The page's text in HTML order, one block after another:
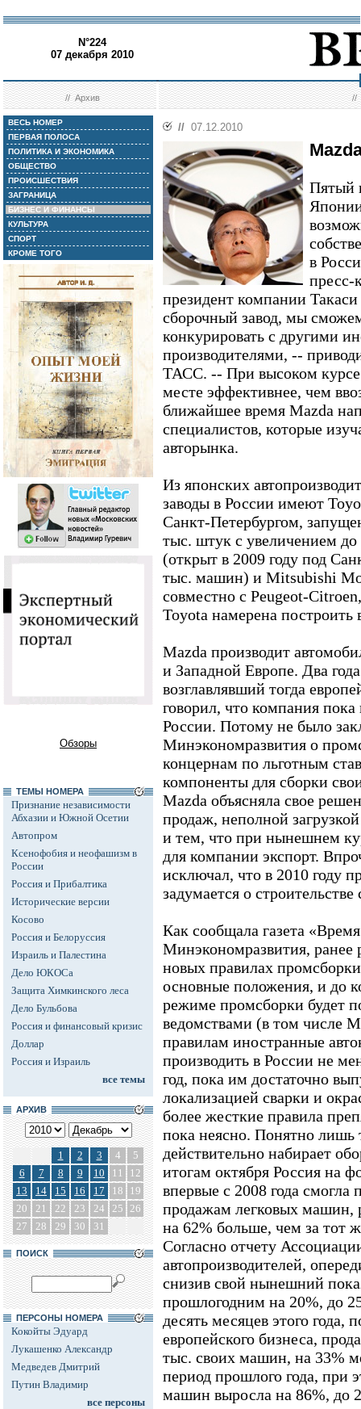
N°224
07 декабря 2010
//Архив //
ВЕСЬ НОМЕР
ПЕРВАЯ ПОЛОСА
ПОЛИТИКА И ЭКОНОМИКА
ОБЩЕСТВО
ПРОИСШЕСТВИЯ
ЗАГРАНИЦА
БИЗНЕС И ФИНАНСЫ
КУЛЬТУРА
СПОРТ
КРОМЕ ТОГО
Обзоры
ТЕМЫ НОМЕРА
Признание независимости
Абхазии и Южной Осетии
Автопром
Ксенофобия и неофашизм в
России
Россия и Прибалтика
Исторические версии
Косово
Россия и Белоруссия
Израиль и Палестина
Дело ЮКОСа
Защита Химкинского леса
Дело Бульбова
Россия и финансовый кризис
Доллар
Россия и Израиль
все темы
АРХИВ
1 2 3 4
5
6
7 8 9 10 11
12
13
14 15 16 17 18
19
20
21 22 23 24 25 26
27
28 29 30 31
ПОИСК
ПЕРСОНЫ НОМЕРА
Кокойты Эдуард
Лукашенко Александр
Медведев Дмитрий
Путин Владимир
все персоны
// 07.12.2010
Пятый
в
пресс-
президент компании
сборочный завод, мы
конкурировать с другими
производителями, --
ТАСС. -- При высоком курсе
месте эффективнее, чем
ближайшее время Mazda
специалистов, которые
авторынка.
Из японских
заводы в России имеют
Санкт-Петербургом,
тыс. штук с увеличением
(открыт в 2009 году под
тыс. машин) и Mitsubishi
совместно с Peugeot-
Toyota намерена построить
Mazda производит
и Западной Европе. Два
возглавлявший тогда
говорил, что компания пока
России. Потому не было
Минэкономразвития о
концернам по льготным
компоненты для сборки
Mazda объясняла свое
продаж, неполной
и тем, что при нынешнем
для компании экспорт.
исключал, что в 2010 году
задумается о
Как сообщала газета
Минэкономразвития, ранее
новых правилах
основные положения, и до
режиме промсборки будет
ведомствами (в том числе
правилам иностранные
производить в России не
год, пока им достаточно
локализацией сварки и
более жесткие правила
пока неясно. Понятно лишь
действительно набирает
итогам октября Россия на
впервые с 2008 года смогла
продажам легковых машин,
на 62% больше, чем за тот
Согласно отчету
автопроизводителей,
снизив свой нынешний
прошлогодним на 20%, до
десять месяцев этого
европейского бизнеса,
тыс. своих машин, на 33%
период прошлого года, при
машин выросла на 86%, до